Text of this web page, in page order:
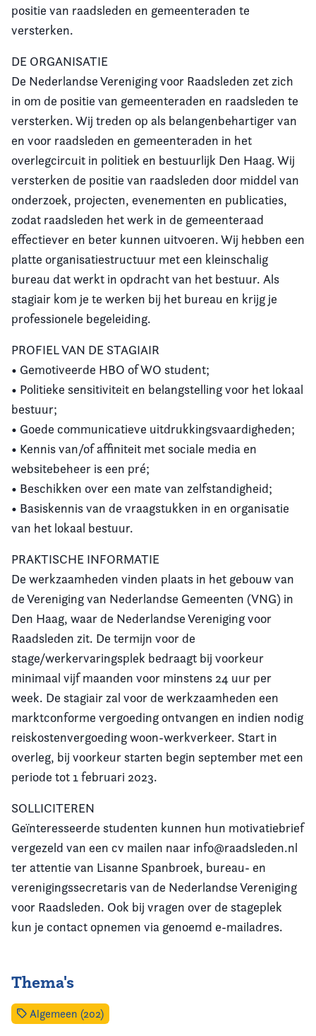
positie van raadsleden en gemeenteraden te
versterken.
DE ORGANISATIE
De Nederlandse Vereniging voor Raadsleden zet zich
in om de positie van gemeenteraden en raadsleden te
versterken. Wij treden op als belangenbehartiger van
en voor raadsleden en gemeenteraden in het
overlegcircuit in politiek en bestuurlijk Den Haag. Wij
versterken de positie van raadsleden door middel van
onderzoek, projecten, evenementen en publicaties,
zodat raadsleden het werk in de gemeenteraad
effectiever en beter kunnen uitvoeren. Wij hebben een
platte organisatiestructuur met een kleinschalig
bureau dat werkt in opdracht van het bestuur. Als
stagiair kom je te werken bij het bureau en krijg je
professionele begeleiding.
PROFIEL VAN DE STAGIAIR
• Gemotiveerde HBO of WO student;
• Politieke sensitiviteit en belangstelling voor het lokaal
bestuur;
• Goede communicatieve uitdrukkingsvaardigheden;
• Kennis van/of affiniteit met sociale media en
websitebeheer is een pré;
• Beschikken over een mate van zelfstandigheid;
• Basiskennis van de vraagstukken in en organisatie
van het lokaal bestuur.
PRAKTISCHE INFORMATIE
De werkzaamheden vinden plaats in het gebouw van
de Vereniging van Nederlandse Gemeenten (VNG) in
Den Haag, waar de Nederlandse Vereniging voor
Raadsleden zit. De termijn voor de
stage/werkervaringsplek bedraagt bij voorkeur
minimaal vijf maanden voor minstens 24 uur per
week. De stagiair zal voor de werkzaamheden een
marktconforme vergoeding ontvangen en indien nodig
reiskostenvergoeding woon-werkverkeer. Start in
overleg, bij voorkeur starten begin september met een
periode tot 1 februari 2023.
SOLLICITEREN
Geïnteresseerde studenten kunnen hun motivatiebrief
vergezeld van een cv mailen naar info@raadsleden.nl
ter attentie van Lisanne Spanbroek, bureau- en
verenigingssecretaris van de Nederlandse Vereniging
voor Raadsleden. Ook bij vragen over de stageplek
kun je contact opnemen via genoemd e-mailadres.
Thema's
Algemeen (202)